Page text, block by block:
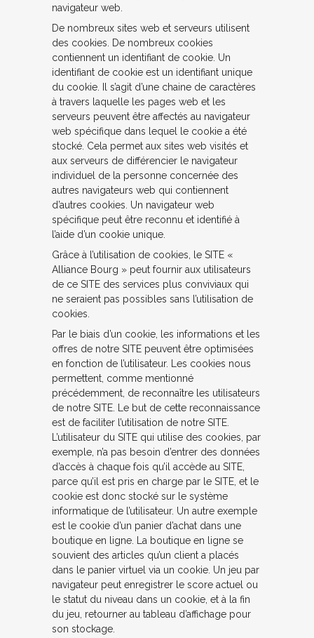
navigateur web.
De nombreux sites web et serveurs utilisent
des cookies. De nombreux cookies
contiennent un identifiant de cookie. Un
identifiant de cookie est un identifiant unique
du cookie. Il s’agit d’une chaine de caractères
à travers laquelle les pages web et les
serveurs peuvent être affectés au navigateur
web spécifique dans lequel le cookie a été
stocké. Cela permet aux sites web visités et
aux serveurs de différencier le navigateur
individuel de la personne concernée des
autres navigateurs web qui contiennent
d’autres cookies. Un navigateur web
spécifique peut être reconnu et identifié à
l’aide d’un cookie unique.
Grâce à l’utilisation de cookies, le SITE «
Alliance Bourg » peut fournir aux utilisateurs
de ce SITE des services plus conviviaux qui
ne seraient pas possibles sans l’utilisation de
cookies.
Par le biais d’un cookie, les informations et les
offres de notre SITE peuvent être optimisées
en fonction de l’utilisateur. Les cookies nous
permettent, comme mentionné
précédemment, de reconnaître les utilisateurs
de notre SITE. Le but de cette reconnaissance
est de faciliter l’utilisation de notre SITE.
L’utilisateur du SITE qui utilise des cookies, par
exemple, n’a pas besoin d’entrer des données
d’accès à chaque fois qu’il accède au SITE,
parce qu’il est pris en charge par le SITE, et le
cookie est donc stocké sur le système
informatique de l’utilisateur. Un autre exemple
est le cookie d’un panier d’achat dans une
boutique en ligne. La boutique en ligne se
souvient des articles qu’un client a placés
dans le panier virtuel via un cookie. Un jeu par
navigateur peut enregistrer le score actuel ou
le statut du niveau dans un cookie, et à la fin
du jeu, retourner au tableau d’affichage pour
son stockage.